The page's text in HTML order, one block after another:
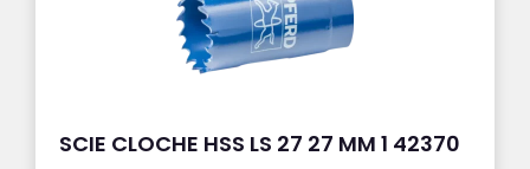
SCIE CLOCHE HSS LS 27 27 MM 1 42370